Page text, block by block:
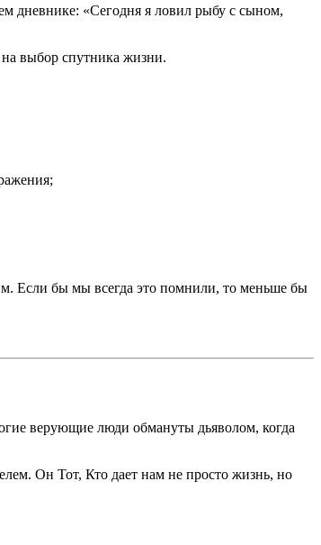
дневнике: «Сегодня я ловил рыбу с сыном,
выбор спутника жизни.
Если бы мы всегда это помнили, то меньше бы
верующие люди обмануты дьяволом, когда
Он Тот, Кто дает нам не просто жизнь, но